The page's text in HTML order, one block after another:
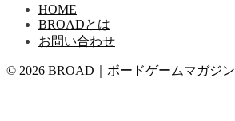
HOME
BROADとは
お問い合わせ
© 2026 BROAD｜ボードゲームマガジン